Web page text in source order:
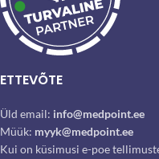
ETTEVÕTE
Üld email: info@medpoint.ee
Müük: myyk@medpoint.ee
Kui on küsimusi e-poe